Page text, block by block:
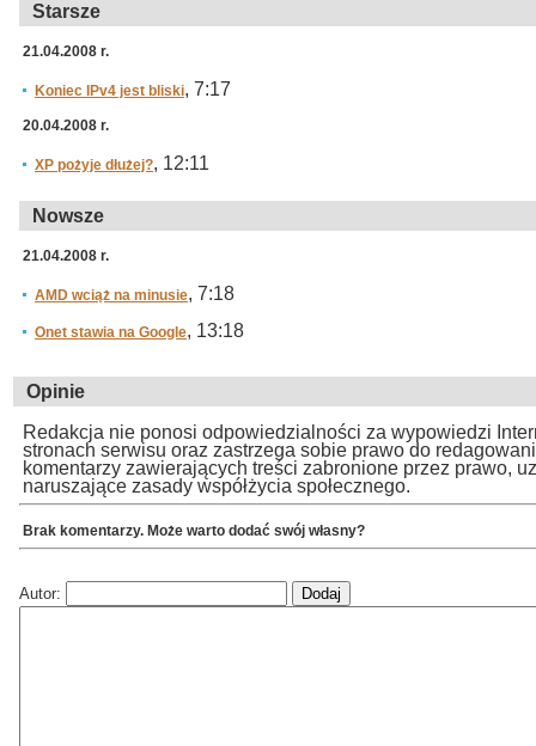
Starsze
21.04.2008 r.
Koniec IPv4 jest bliski, 7:17
20.04.2008 r.
XP pożyje dłużej?, 12:11
Nowsze
21.04.2008 r.
AMD wciąż na minusie, 7:18
Onet stawia na Google, 13:18
Opinie
Redakcja nie ponosi odpowiedzialności za wypowiedzi
stronach serwisu oraz zastrzega sobie prawo do
komentarzy zawierających treści zabronione przez prawo,
naruszające zasady współżycia społecznego.
Brak komentarzy. Może warto dodać swój własny?
Autor: